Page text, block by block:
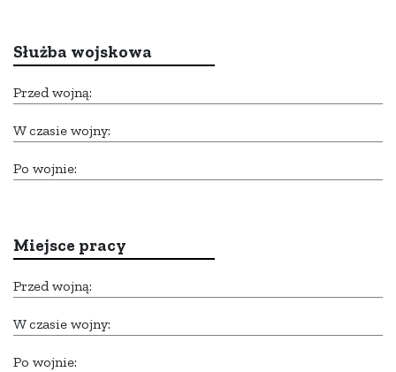
Służba wojskowa
Przed wojną:
W czasie wojny:
Po wojnie:
Miejsce pracy
Przed wojną:
W czasie wojny:
Po wojnie: